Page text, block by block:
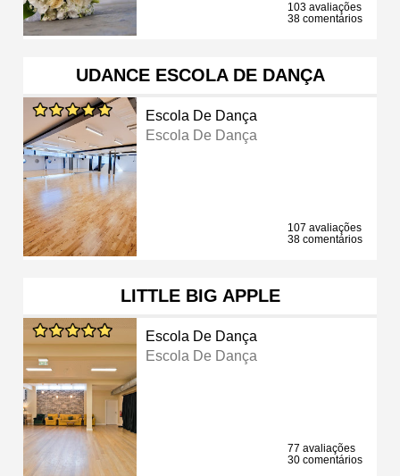
103 avaliações
38 comentários
UDANCE ESCOLA DE DANÇA
Escola De Dança
Escola De Dança
107 avaliações
38 comentários
LITTLE BIG APPLE
Escola De Dança
Escola De Dança
77 avaliações
30 comentários